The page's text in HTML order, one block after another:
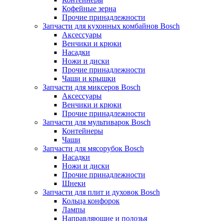
Кофейные зерна
Прочие принадлежности
Запчасти для кухонных комбайнов Bosch
Аксессуары
Венчики и крюки
Насадки
Ножи и диски
Прочие принадлежности
Чаши и крышки
Запчасти для миксеров Bosch
Аксессуары
Венчики и крюки
Прочие принадлежности
Запчасти для мультиварок Bosch
Контейнеры
Чаши
Запчасти для мясорубок Bosch
Насадки
Ножи и диски
Прочие принадлежности
Шнеки
Запчасти для плит и духовок Bosch
Кольца конфорок
Лампы
Направляющие и полозья